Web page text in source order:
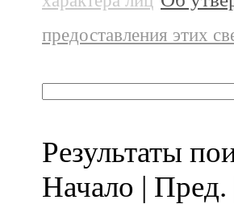
предоставления этих
Результаты
Начало | Пред.